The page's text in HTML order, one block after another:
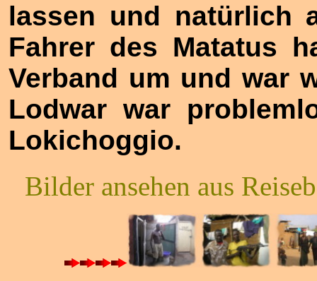
lassen und natürlich
Fahrer des Matatus
Verband um und war
Lodwar war
Lokichoggio.
Bilder ansehen aus